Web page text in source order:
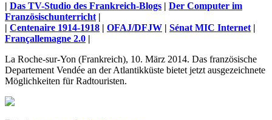
| Das TV-Studio des Frankreich-Blogs | Der Computer im
Französischunterricht|
| Centenaire 1914-1918 | OFAJ/DFJW | Sénat MIC Internet|
Françallemagne 2.0 |
La Roche-sur-Yon (Frankreich), 10. März 2014. Das französische
Departement Vendée an der Atlantikküste bietet jetzt ausgezeichnete
Möglichkeiten für Radtouristen.